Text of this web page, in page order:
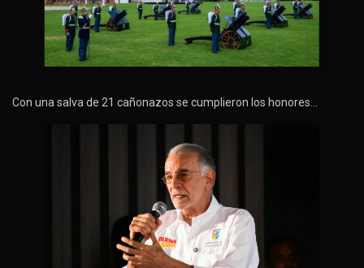
Con una salva de 21 cañonazos se cumplieron los honores…